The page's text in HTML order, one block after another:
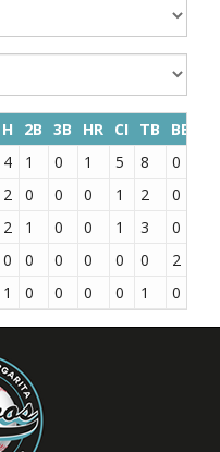
H 2B 3B HR CI TB BB
4 1 0 1 5 8 0
2 0 0 0 1 2 0
2 1 0 0 1 3 0
0 0 0 0 0 0 2
1 0 0 0 0 1 0